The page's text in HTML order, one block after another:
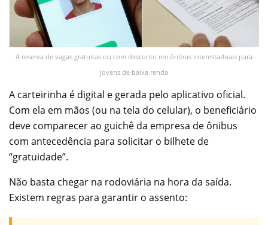
A reserva de vagas gratuitas ou com desconto em ônibus interestaduais para
jovens de baixa renda
A carteirinha é digital e gerada pelo aplicativo oficial.
Com ela em mãos (ou na tela do celular), o beneficiário
deve comparecer ao guichê da empresa de ônibus
com antecedência para solicitar o bilhete de
“gratuidade”.
Não basta chegar na rodoviária na hora da saída.
Existem regras para garantir o assento: